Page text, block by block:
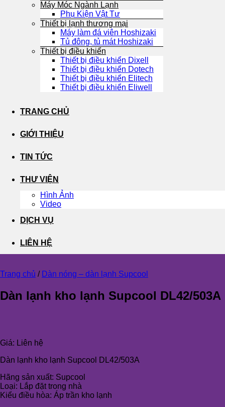
Máy Móc Ngành Lạnh
Phụ Kiện Vật Tư
Thiết bị lạnh thương mại
Máy làm đá viên Hoshizaki
Tủ đông, tủ mát Hoshizaki
Thiết bị điều khiển
Thiết bị điều khiển Dixell
Thiết bị điều khiển Dotech
Thiết bị điều khiển Elitech
Thiết bị điều khiển Eliwell
TRANG CHỦ
GIỚI THIỆU
TIN TỨC
THƯ VIỆN
Hình Ảnh
Video
DỊCH VỤ
LIÊN HỆ
Trang chủ / Dàn nóng – dàn lạnh Supcool
Dàn lạnh kho lạnh Supcool DL42/503A
Giá: Liên hệ
Dàn lạnh kho lạnh Supcool DL42/503A
Hãng sản xuất: Supcool
Loại: Lắp đặt trong nhà
Kiểu điều hòa: Áp trần kho lạnh